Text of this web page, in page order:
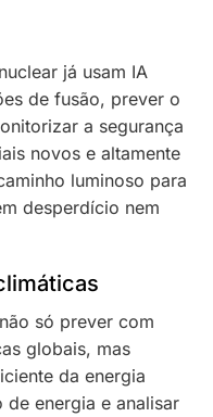
já usam IA
de fusão, prever o
a segurança
novos e altamente
luminoso para
desperdício nem
só prever com
globais, mas
da energia
energia e analisar